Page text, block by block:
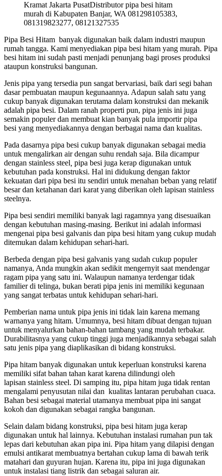
Kramat Jakarta PusatDistributor pipa besi hitam
murah di Kabupaten Banjar, WA 081298105383,
081319823277, 08121327535
Pipa Besi Hitam banyak digunakan baik dalam industri maupun
rumah tangga. Kami menyediakan pipa besi hitam yang murah. Pipa
besi hitam ini sudah pasti menjadi penunjang bagi proses produksi
ataupun konstruksi bangunan.
Jenis pipa yang tersedia pun sangat bervariasi, baik dari segi bahan
dasar pembuatan maupun kegunaannya. Adapun salah satu yang
cukup banyak digunakan terutama dalam konstruksi dan mekanik
adalah pipa besi. Dalam ranah properti pun, pipa jenis ini juga
semakin populer dan membuat kian banyak pula importir pipa
besi yang menyediakannya dengan berbagai nama dan kualitas.
Pada dasarnya pipa besi cukup banyak digunakan sebagai media
untuk mengalirkan air dengan suhu rendah saja. Bila dicampur
dengan stainless steel pipa besi juga kerap digunakan untuk
kebutuhan pada konstruksi. Hal ini didukung dengan faktor
kekuatan dari pipa besi itu sendiri untuk menahan beban yang relatif
besar dan ketahanan dari karat yang diberikan oleh lapisan stainless
steelnya.
Pipa besi sendiri memiliki banyak lagi ragamnya yang disesuaikan
dengan kebutuhan masing-masing. Berikut ini adalah informasi
mengenai pipa besi galvanis dan pipa besi hitam yang cukup mudah
ditemukan dalam kehidupan sehari-hari.
Berbeda dengan pipa besi galvanis yang sudah cukup populer
namanya, Anda mungkin akan sedikit mengernyit saat mendengar
ragam pipa yang satu ini. Walaupun namanya terdengar tidak
familier di telinga, bukan berati pipa jenis ini memiliki kegunaan
yang sangat terbatas untuk kehidupan sehari-hari.
Pemberian nama untuk pipa jenis ini tidak lain karena memang
warnanya yang hitam. Umumnya, besi hitam dibuat dengan tujuan
untuk menyalurkan bahan-bahan tambang yang mudah terbakar.
Durabilitasnya yang cukup tinggi juga menjadikannya sebagai salah
satu jenis pipa yang diaplikasikan di bidang konstruksi.
Pipa hitam banyak digunakan untuk keperluan konstruksi karena
memiliki sifat bahan tahan karat karena dilindungi oleh
lapisan stainless steel. Di samping itu, pipa hitam juga tidak rentan
mengalami penyusutan nilai dan kualitas lantaran perubahan cuaca.
Bahan besi sebagai material utamanya membuat pipa ini sangat
kokoh dan digunakan sebagai rangka bangunan.
Selain dalam bidang konstruksi, pipa besi hitam juga kerap
digunakan untuk hal lainnya. Kebutuhan instalasi rumahan pun tak
lepas dari kebutuhan akan pipa ini. Pipa hitam yang dilapisi dengan
emulsi antikarat membuatnya bertahan cukup lama di bawah terik
matahari dan guyuran hujan. Karena itu, pipa ini juga digunakan
untuk instalasi tiang listrik dan sebagai saluran air.